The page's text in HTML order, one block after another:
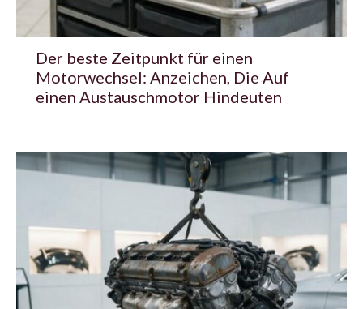
Der beste Zeitpunkt für einen
Motorwechsel: Anzeichen, Die Auf
einen Austauschmotor Hindeuten